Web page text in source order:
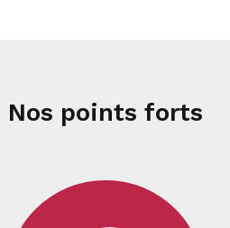
Nos points forts